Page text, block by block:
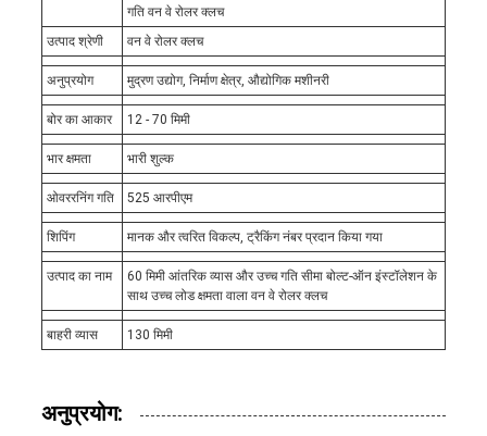
गति वन वे रोलर क्लच
उत्पाद श्रेणी
वन वे रोलर क्लच
अनुप्रयोग मुद्रण उद्योग, निर्माण क्षेत्र, औद्योगिक मशीनरी
बोर का आकार 12 - 70 मिमी
भार क्षमता भारी शुल्क
ओवररनिंग गति 525 आरपीएम
शिपिंग मानक और त्वरित विकल्प, ट्रैकिंग नंबर प्रदान किया गया
उत्पाद का नाम
60 मिमी आंतरिक व्यास और उच्च गति सीमा बोल्ट-ऑन इंस्टॉलेशन के
साथ उच्च लोड क्षमता वाला वन वे रोलर क्लच
बाहरी व्यास 130 मिमी
अनुप्रयोग: